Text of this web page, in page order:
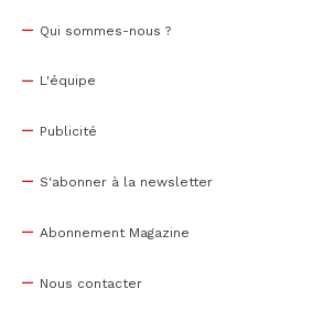
Qui sommes-nous ?
L'équipe
Publicité
S'abonner à la newsletter
Abonnement Magazine
Nous contacter